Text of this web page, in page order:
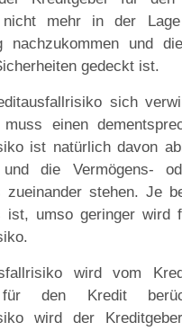
nicht mehr in der
nachzukommen und
gedeckt ist.
sich
einen
ist natürlich davon
und die Vermögens-
zueinander stehen. Je
ist, umso geringer wird
wird vom
für den Kredit
wird der